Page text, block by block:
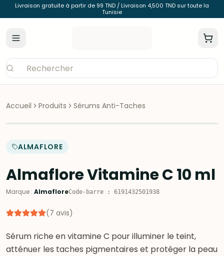
Livraison gratuite à partir de 99 TND / Livraison 4,500 TND sur toute la
Tunisie
Accueil Produits Sérums Anti-Taches
ALMAFLORE
Almaflore Vitamine C 10 ml
Marque : AlmafloreCode-barre : 6191432501938
(7 avis)
Sérum riche en vitamine C pour illuminer le teint,
atténuer les taches pigmentaires et protéger la peau